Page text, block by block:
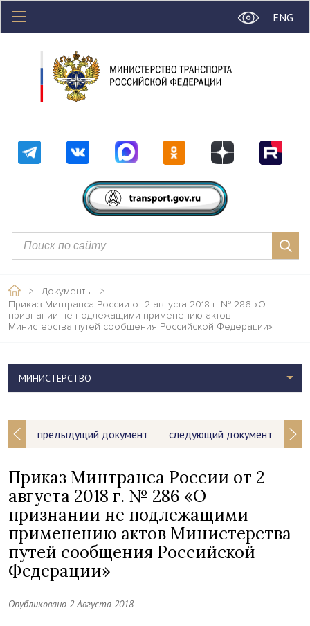
ENG
> Документы
>
Приказ Минтранса России от 2 августа 2018 г. № 286 «О
признании не подлежащими применению актов
Министерства путей сообщения Российской Федерации»
предыдущий документ следующий документ
Приказ Минтранса России от 2
августа 2018 г. № 286 «О
признании не подлежащими
применению актов Министерства
путей сообщения Российской
Федерации»
Опубликовано 2 Августа 2018
МИНИСТЕРСТВО